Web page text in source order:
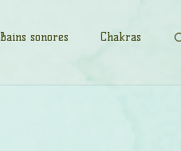
Bains sonores Chakras